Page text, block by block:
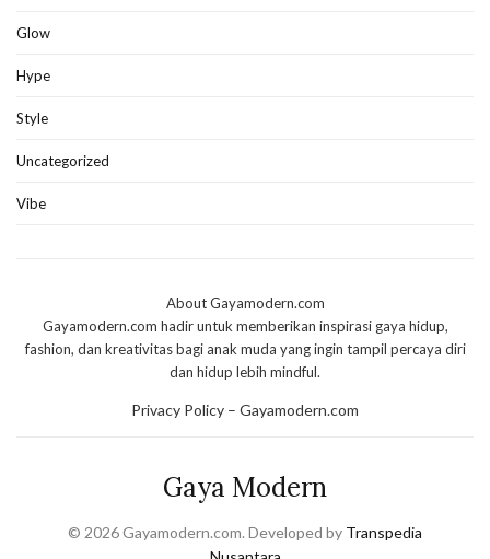
Glow
Hype
Style
Uncategorized
Vibe
About Gayamodern.com
Gayamodern.com hadir untuk memberikan inspirasi gaya hidup,
fashion, dan kreativitas bagi anak muda yang ingin tampil percaya diri
dan hidup lebih mindful.
Privacy Policy – Gayamodern.com
Gaya Modern
© 2026 Gayamodern.com. Developed by Transpedia